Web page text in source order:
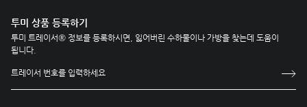
투미 상품 등록하기
투미 트레이서® 정보를 등록하시면, 잃어버린 수하물이나 가방을 찾는데 도움이
됩니다.